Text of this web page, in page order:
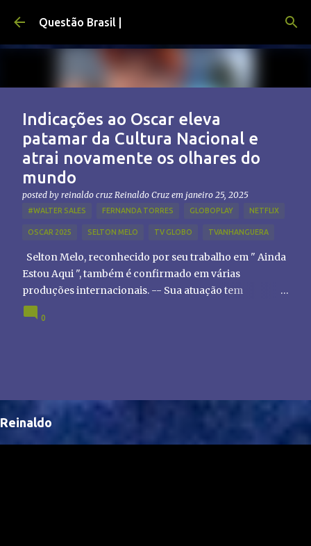
Pular para o conteúdo principal
Questão Brasil |
Indicações ao Oscar eleva
patamar da Cultura Nacional e
atrai novamente os olhares do
mundo
posted by reinaldo cruz Reinaldo Cruz em janeiro 25, 2025
#WALTER SALES FERNANDA TORRES GLOBOPLAY NETFLIX
OSCAR 2025 SELTON MELO TV GLOBO TVANHANGUERA
Selton Melo, reconhecido por seu trabalho em " Ainda
Estou Aqui ", também é confirmado em várias
produções internacionais. -- Sua atuação tem
chamado atenção de diretores e produtores fora do
Brasil, abrindo portas para novas oportunidades no
0
Reinaldo